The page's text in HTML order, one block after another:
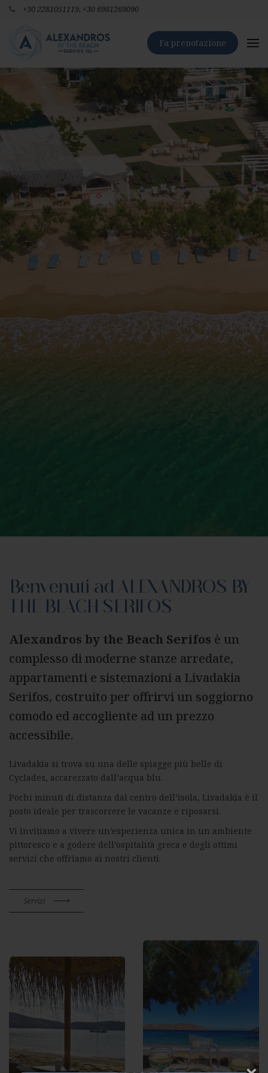
+30 2281051119, +30 6981269090
Fa prenotazione
Benvenuti ad ALEXANDROS BY
THE BEACH SERIFOS
Alexandros by the Beach Serifos è un
complesso di moderne stanze arredate,
appartamenti e sistemazioni a Livadakia
Serifos, costruito per offrirvi un soggiorno
comodo ed accogliente ad un prezzo
accessibile.
Livadakia si trova su una delle spiagge più belle di
Cyclades, accarezzato dall’acqua blu.
Pochi minuti di distanza dal centro dell’isola, Livadakia è il
posto ideale per trascorrere le vacanze e riposarsi.
Vi invitiamo a vivere un’esperienza unica in un ambiente
pittoresco e a godere dell’ospitalità greca e degli ottimi
servizi che offriamo ai nostri clienti.
Servizi